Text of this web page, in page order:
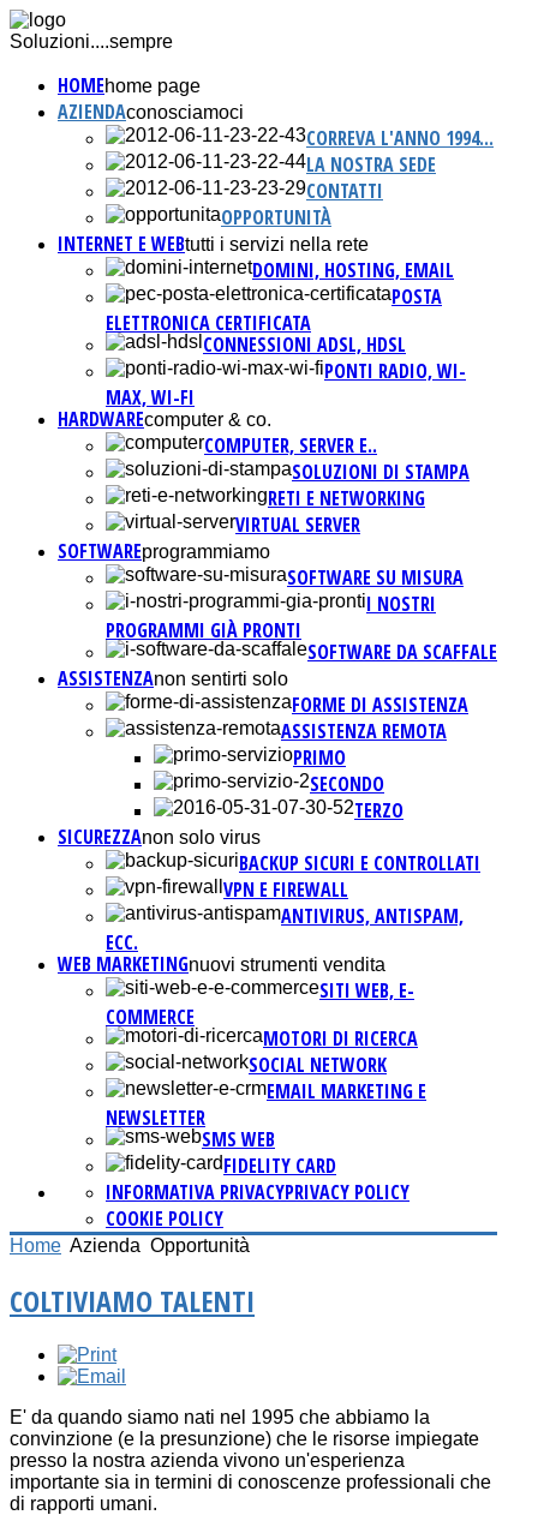
Soluzioni....sempre
HOMEhome page
AZIENDAconosciamoci
CORREVA L'ANNO 1994...
LA NOSTRA SEDE
CONTATTI
OPPORTUNITÀ
INTERNET E WEBtutti i servizi nella rete
DOMINI, HOSTING, EMAIL
POSTA
ELETTRONICA CERTIFICATA
CONNESSIONI ADSL, HDSL
PONTI RADIO, WI-
MAX, WI-FI
HARDWAREcomputer & co.
COMPUTER, SERVER E..
SOLUZIONI DI STAMPA
RETI E NETWORKING
VIRTUAL SERVER
SOFTWAREprogrammiamo
SOFTWARE SU MISURA
I NOSTRI
PROGRAMMI GIÀ PRONTI
SOFTWARE DA SCAFFALE
ASSISTENZAnon sentirti solo
FORME DI ASSISTENZA
ASSISTENZA REMOTA
PRIMO
SECONDO
TERZO
SICUREZZAnon solo virus
BACKUP SICURI E CONTROLLATI
VPN E FIREWALL
ANTIVIRUS, ANTISPAM,
ECC.
WEB MARKETINGnuovi strumenti vendita
SITI WEB, E-
COMMERCE
MOTORI DI RICERCA
SOCIAL NETWORK
EMAIL MARKETING E
NEWSLETTER
SMS WEB
FIDELITY CARD
PRIVACY POLICY
INFORMATIVA PRIVACY
COOKIE POLICY
Home Azienda Opportunità
COLTIVIAMO TALENTI
E' da quando siamo nati nel 1995 che abbiamo la
convinzione (e la presunzione) che le risorse impiegate
presso la nostra azienda vivono un'esperienza
importante sia in termini di conoscenze professionali che
di rapporti umani.